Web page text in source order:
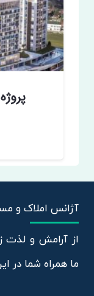
آژانس املاک و
از آرامش و لذت
ما همراه شما در